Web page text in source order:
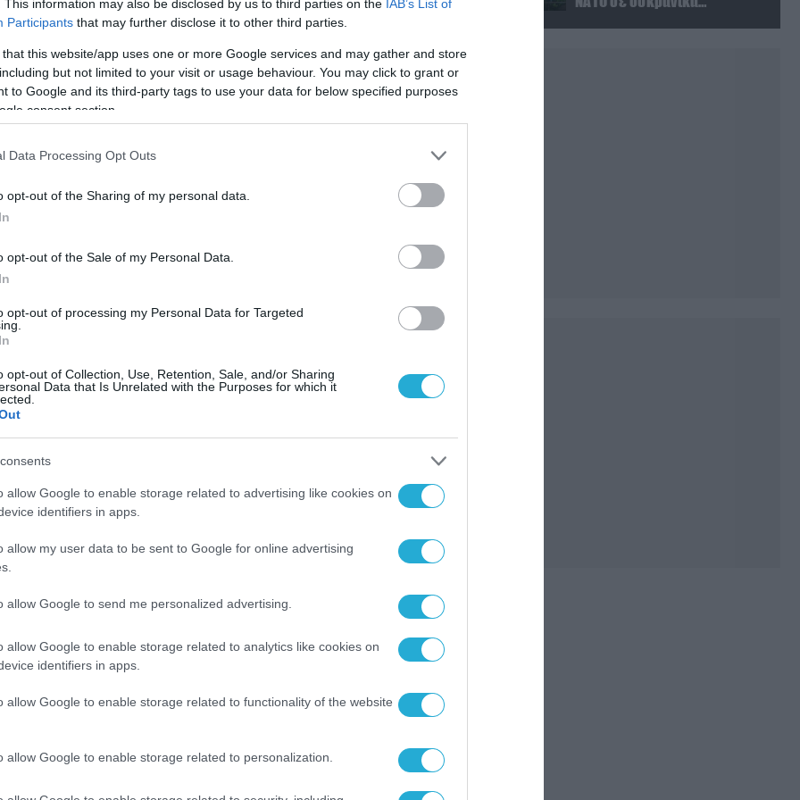
This information may also be disclosed by us to third parties on the IAB’s List of
Participants that may further disclose it to other third parties.
that this website/app uses one or more Google services and may gather and store
but not limited to your visit or usage behaviour. You may click to grant or
to Google and its third-party tags to use your data for below specified purposes
consent section.
Data Processing Opt Outs
opt-out of the Sharing of my personal data.
opt-out of the Sale of my Personal Data.
opt-out of processing my Personal Data for Targeted
opt-out of Collection, Use, Retention, Sale, and/or Sharing
Data that Is Unrelated with the Purposes for which it
allow Google to enable storage related to advertising like cookies on
identifiers in apps.
allow my user data to be sent to Google for online advertising
allow Google to send me personalized advertising.
allow Google to enable storage related to analytics like cookies on
identifiers in apps.
allow Google to enable storage related to functionality of the website
allow Google to enable storage related to personalization.
κυρίως γεωργικές εκτάσεις με καλάμια
οι ισχυροί άνεμοι δυσκολεύουν
της κατάσβεσης. Σύμφωνα με νεότερες
φλόγες πλησιάζουν τα πρώτα σπίτια
ρωσικό έδαφος!